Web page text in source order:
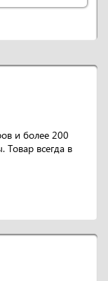
и более 200
всегда в